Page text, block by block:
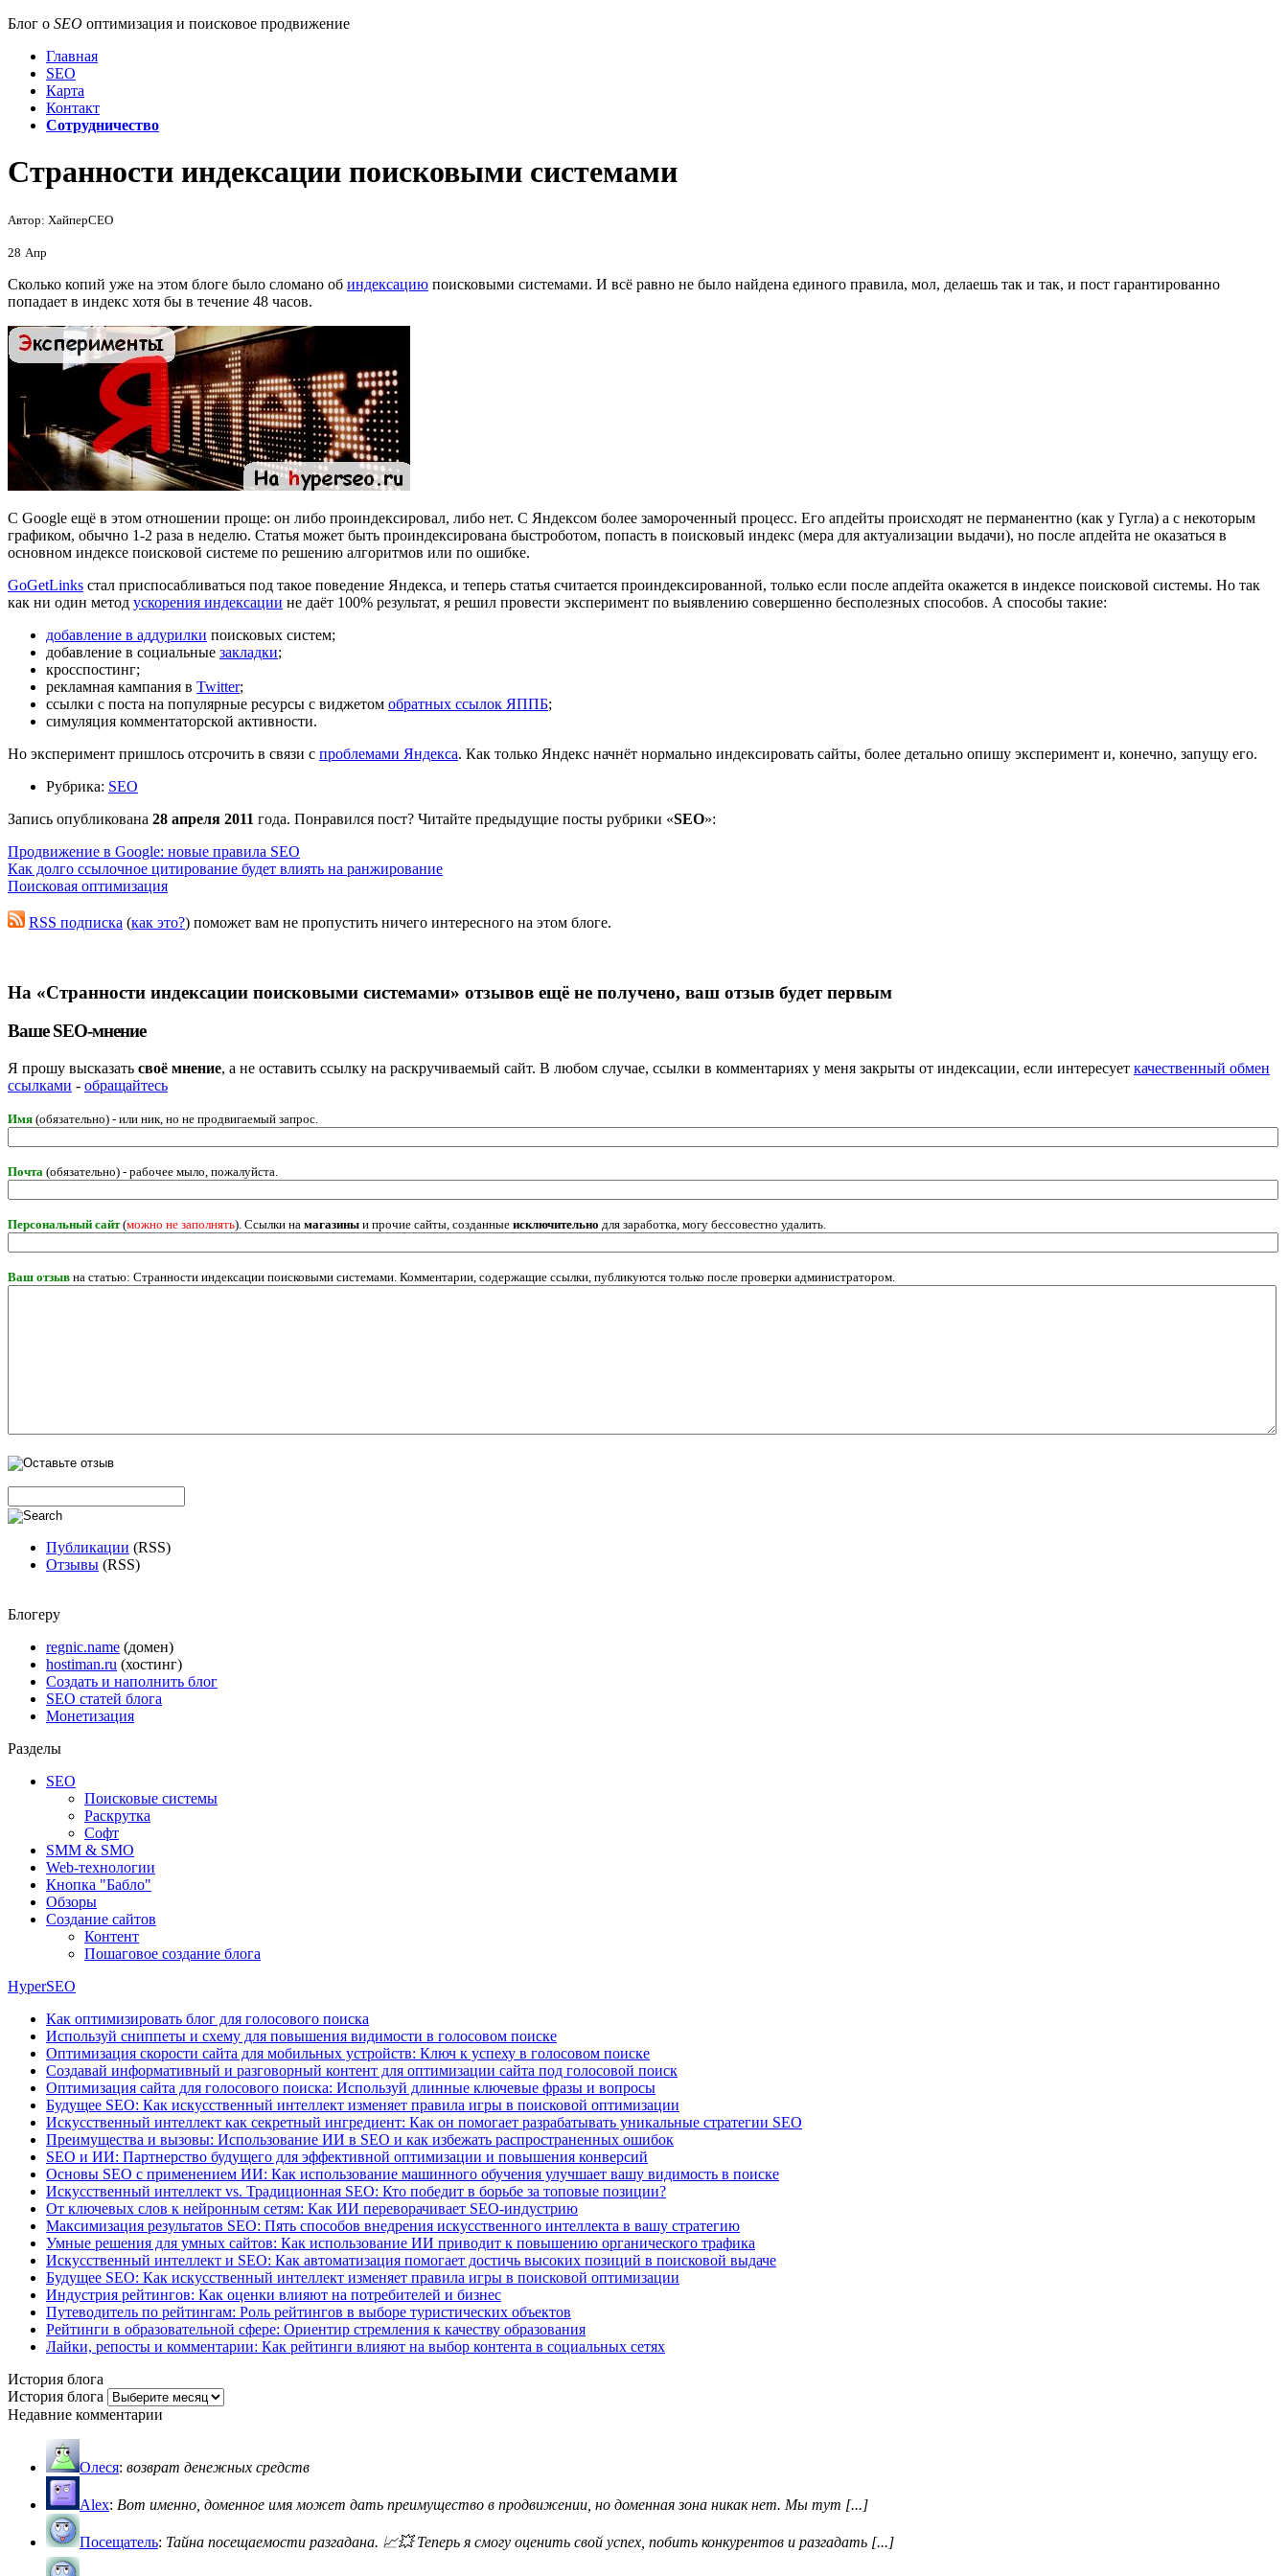
Блог о SEO оптимизация и поисковое продвижение
Главная
SEO
Карта
Контакт
Сотрудничество
Странности индексации поисковыми системами
Автор: ХайперСЕО
28 Апр
Сколько копий уже на этом блоге было сломано об индексацию поисковыми системами. И всё равно не было найдена единого правила, мол, делаешь так и так, и пост гарантированно
попадает в индекс хотя бы в течение 48 часов.
С Google ещё в этом отношении проще: он либо проиндексировал, либо нет. С Яндексом более замороченный процесс. Его апдейты происходят не перманентно (как у Гугла) а с некоторым
графиком, обычно 1-2 раза в неделю. Статья может быть проиндексирована быстроботом, попасть в поисковый индекс (мера для актуализации выдачи), но после апдейта не оказаться в
основном индексе поисковой системе по решению алгоритмов или по ошибке.
GoGetLinks стал приспосабливаться под такое поведение Яндекса, и теперь статья считается проиндексированной, только если после апдейта окажется в индексе поисковой системы. Но так
как ни один метод ускорения индексации не даёт 100% результат, я решил провести эксперимент по выявлению совершенно бесполезных способов. А способы такие:
добавление в аддурилки поисковых систем;
добавление в социальные закладки;
кросспостинг;
рекламная кампания в Twitter;
ссылки с поста на популярные ресурсы с виджетом обратных ссылок ЯППБ;
симуляция комментаторской активности.
Но эксперимент пришлось отсрочить в связи с проблемами Яндекса. Как только Яндекс начнёт нормально индексировать сайты, более детально опишу эксперимент и, конечно, запущу его.
Рубрика: SEO
Запись опубликована 28 апреля 2011 года. Понравился пост? Читайте предыдущие посты рубрики «SEO»:
Продвижение в Google: новые правила SEO
Как долго ссылочное цитирование будет влиять на ранжирование
Поисковая оптимизация
RSS подписка (как это?) поможет вам не пропустить ничего интересного на этом блоге.
На «Странности индексации поисковыми системами» отзывов ещё не получено, ваш отзыв будет первым
Ваше SEO-мнение
Я прошу высказать своё мнение, а не оставить ссылку на раскручиваемый сайт. В любом случае, ссылки в комментариях у меня закрыты от индексации, если интересует качественный обмен
ссылками - обращайтесь
Имя (обязательно) - или ник, но не продвигаемый запрос.
Почта (обязательно) - рабочее мыло, пожалуйста.
Персональный сайт(можно не заполнять). Ссылки на магазины и прочие сайты, созданные исключительно для заработка, могу бессовестно удалить.
Ваш отзыв на статью: Странности индексации поисковыми системами. Комментарии, содержащие ссылки, публикуются только после проверки администратором.
Публикации (RSS)
Отзывы (RSS)
Блогеру
regnic.name (домен)
hostiman.ru (хостинг)
Создать и наполнить блог
SEO статей блога
Монетизация
Разделы
SEO
Поисковые системы
Раскрутка
Софт
SMM & SMO
Web-технологии
Кнопка "Бабло"
Обзоры
Создание сайтов
Контент
Пошаговое создание блога
HyperSEO
Как оптимизировать блог для голосового поиска
Используй сниппеты и схему для повышения видимости в голосовом поиске
Оптимизация скорости сайта для мобильных устройств: Ключ к успеху в голосовом поиске
Создавай информативный и разговорный контент для оптимизации сайта под голосовой поиск
Оптимизация сайта для голосового поиска: Используй длинные ключевые фразы и вопросы
Будущее SEO: Как искусственный интеллект изменяет правила игры в поисковой оптимизации
Искусственный интеллект как секретный ингредиент: Как он помогает разрабатывать уникальные стратегии SEO
Преимущества и вызовы: Использование ИИ в SEO и как избежать распространенных ошибок
SEO и ИИ: Партнерство будущего для эффективной оптимизации и повышения конверсий
Основы SEO с применением ИИ: Как использование машинного обучения улучшает вашу видимость в поиске
Искусственный интеллект vs. Традиционная SEO: Кто победит в борьбе за топовые позиции?
От ключевых слов к нейронным сетям: Как ИИ переворачивает SEO-индустрию
Максимизация результатов SEO: Пять способов внедрения искусственного интеллекта в вашу стратегию
Умные решения для умных сайтов: Как использование ИИ приводит к повышению органического трафика
Искусственный интеллект и SEO: Как автоматизация помогает достичь высоких позиций в поисковой выдаче
Будущее SEO: Как искусственный интеллект изменяет правила игры в поисковой оптимизации
Индустрия рейтингов: Как оценки влияют на потребителей и бизнес
Путеводитель по рейтингам: Роль рейтингов в выборе туристических объектов
Рейтинги в образовательной сфере: Ориентир стремления к качеству образования
Лайки, репосты и комментарии: Как рейтинги влияют на выбор контента в социальных сетях
История блога
История блога
Недавние комментарии
Олеся: возврат денежных средств
Alex: Вот именно, доменное имя может дать преимущество в продвижении, но доменная зона никак нет. Мы тут [...]
Посещатель: Тайна посещаемости разгадана. 📈💥 Теперь я смогу оценить свой успех, побить конкурентов и разгадать [...]